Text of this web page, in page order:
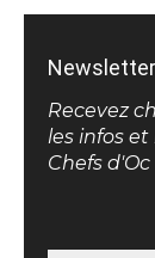
Newsletter
Recevez
les infos
Chefs d'Oc